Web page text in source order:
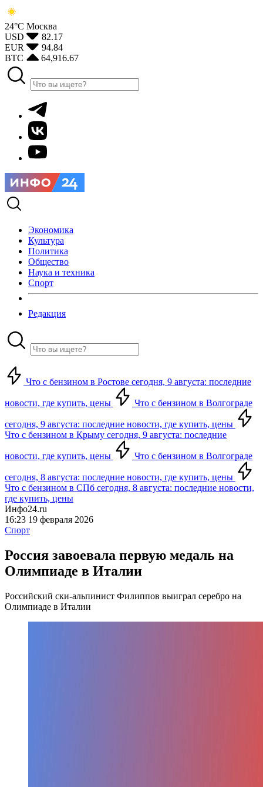
24°С Москва
USD
82.17
EUR
94.84
BTC
64,916.67
Экономика
Культура
Политика
Общество
Наука и техника
Спорт
Редакция
Что с бензином в Ростове сегодня, 9 августа: последние
новости, где купить, цены Что с бензином в Волгограде
сегодня, 9 августа: последние новости, где купить, цены
Что с бензином в Крыму сегодня, 9 августа: последние
новости, где купить, цены Что с бензином в Волгограде
сегодня, 8 августа: последние новости, где купить, цены
Что с бензином в СПб сегодня, 8 августа: последние новости,
где купить, цены
Инфо24.ru
16:23 19 февраля 2026
Спорт
Россия завоевала первую медаль на
Олимпиаде в Италии
Российский ски-альпинист Филиппов выиграл серебро на
Олимпиаде в Италии